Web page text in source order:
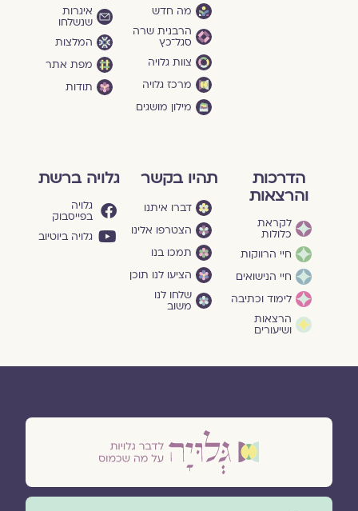
מה חדש
הרבנית שרה
סגל־כץ
צוות גלויה
מרכז גלויה
מילון מושגים
איגרות
שנשלחו
המלצות
מפת אתר
תודות
הדרכות
והרצאות
לקראת
כלולות
חיי הרווקות
חיי הנישואים
לימוד וכתיבה
הרצאות
ושיעורים
תהיו בקשר
דברו איתנו
הצטרפו אלינו
תמכו בנו
הציעו לנו תוכן
שלחו לנו
משוב
גלויה ברשת
גלויה
בפייסבוק
גלויה ביוטיוב